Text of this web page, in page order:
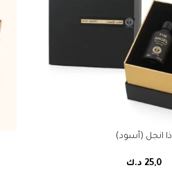
ذا انجل (أسود)
25,0 د.ك